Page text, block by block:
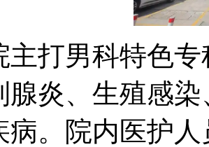
男科特色专
腺炎、生殖感
病。院内医护